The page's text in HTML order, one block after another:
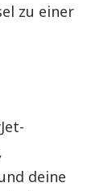
zu einer
deine